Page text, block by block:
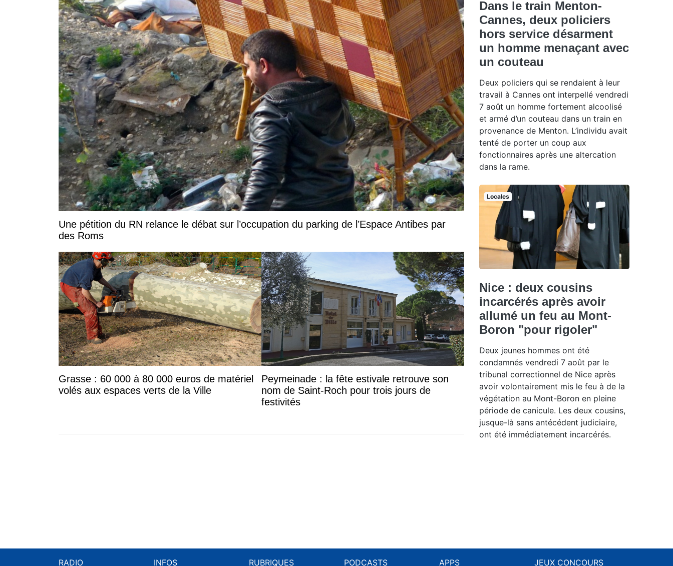
Une pétition du RN relance le débat sur l’occupation du parking de l’Espace Antibes par
des Roms
Grasse : 60 000 à 80 000 euros de matériel
volés aux espaces verts de la Ville
Peymeinade : la fête estivale retrouve son
nom de Saint-Roch pour trois jours de
festivités
Dans le train Menton-
Cannes, deux policiers
hors service désarment
un homme menaçant avec
un couteau
Deux policiers qui se rendaient à leur
travail à Cannes ont interpellé vendredi
7 août un homme fortement alcoolisé
et armé d’un couteau dans un train en
provenance de Menton. L’individu avait
tenté de porter un coup aux
fonctionnaires après une altercation
dans la rame.
Locales
Nice : deux cousins
incarcérés après avoir
allumé un feu au Mont-
Boron "pour rigoler"
Deux jeunes hommes ont été
condamnés vendredi 7 août par le
tribunal correctionnel de Nice après
avoir volontairement mis le feu à de la
végétation au Mont-Boron en pleine
période de canicule. Les deux cousins,
jusque-là sans antécédent judiciaire,
ont été immédiatement incarcérés.
RADIO INFOS RUBRIQUES PODCASTS APPS JEUX CONCOURS